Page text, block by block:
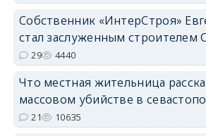
Собственник «ИнтерСтроя»
стал заслуженным строителем
29 4440
Что местная жительница
массовом убийстве в
21 10635